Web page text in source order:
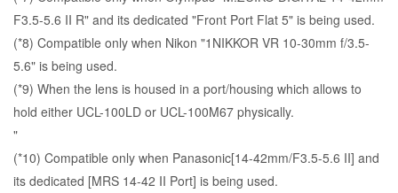
F3.5-5.6 II R" and its dedicated "Front Port Flat 5" is being used.
(*8) Compatible only when Nikon "1NIKKOR VR 10-30mm f/3.5-
5.6" is being used.
(*9) When the lens is housed in a port/housing which allows to
hold either UCL-100LD or UCL-100M67 physically.
"
(*10) Compatible only when Panasonic[14-42mm/F3.5-5.6 II] and
its dedicated [MRS 14-42 II Port] is being used.